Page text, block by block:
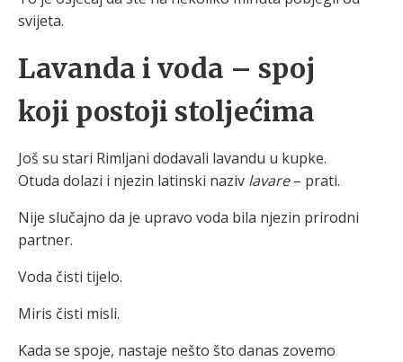
svijeta.
Lavanda i voda – spoj
koji postoji stoljećima
Još su stari Rimljani dodavali lavandu u kupke.
Otuda dolazi i njezin latinski naziv lavare– prati.
Nije slučajno da je upravo voda bila njezin prirodni
partner.
Voda čisti tijelo.
Miris čisti misli.
Kada se spoje, nastaje nešto što danas zovemo